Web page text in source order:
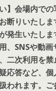
】会場内で
断りいたし
発生いたし
、SNSや動
二次利用を
応答など、
われます。